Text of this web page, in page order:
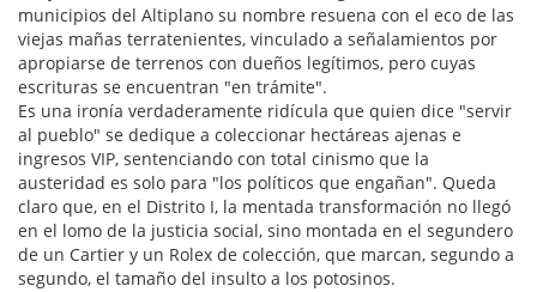
municipios del Altiplano su nombre resuena con el eco de las
viejas mañas terratenientes, vinculado a señalamientos por
apropiarse de terrenos con dueños legítimos, pero cuyas
escrituras se encuentran "en trámite".
Es una ironía verdaderamente ridícula que quien dice "servir
al pueblo" se dedique a coleccionar hectáreas ajenas e
ingresos VIP, sentenciando con total cinismo que la
austeridad es solo para "los políticos que engañan". Queda
claro que, en el Distrito I, la mentada transformación no llegó
en el lomo de la justicia social, sino montada en el segundero
de un Cartier y un Rolex de colección, que marcan, segundo a
segundo, el tamaño del insulto a los potosinos.